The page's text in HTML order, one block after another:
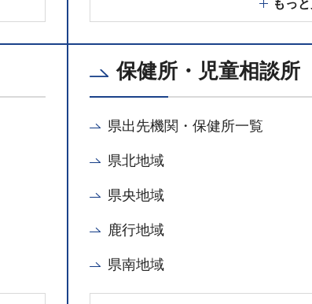
もっ
保健所・児童相談所
県出先機関・保健所一覧
県北地域
県央地域
鹿行地域
県南地域